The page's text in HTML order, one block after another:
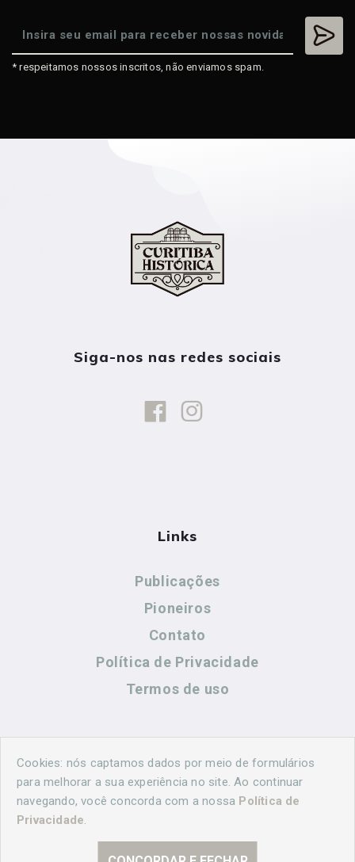
* respeitamos nossos inscritos, não enviamos spam.
Siga-nos nas redes sociais
Links
Publicações
Pioneiros
Contato
Política de Privacidade
Termos de uso
Contato
(44) 99883-8883
Cookies: nós captamos dados por meio de formulários
para melhorar a sua experiência no site. Ao continuar
navegando, você concorda com a nossa Política de
Privacidade.